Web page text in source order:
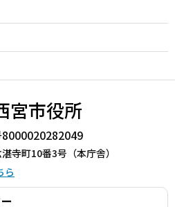
宮市役所
寺町10番3号（本庁舎）
ら